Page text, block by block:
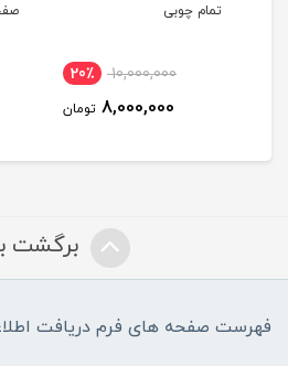
تمام چوبی
10,000,000 20٪
8,000,000 تومان
برگشت
فهرست صفحه های فرم دریافت